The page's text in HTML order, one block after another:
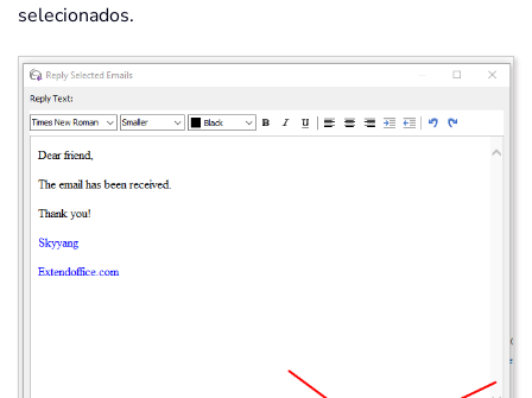
selecionados.